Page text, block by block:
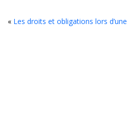
« Les droits et obligations lors